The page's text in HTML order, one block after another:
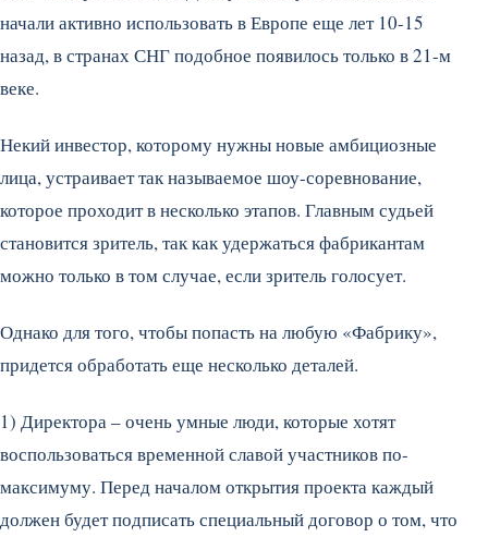
начали активно использовать в Европе еще лет 10-15
назад, в странах СНГ подобное появилось только в 21-м
веке.
Некий инвестор, которому нужны новые амбициозные
лица, устраивает так называемое шоу-соревнование,
которое проходит в несколько этапов. Главным судьей
становится зритель, так как удержаться фабрикантам
можно только в том случае, если зритель голосует.
Однако для того, чтобы попасть на любую «Фабрику»,
придется обработать еще несколько деталей.
1) Директора – очень умные люди, которые хотят
воспользоваться временной славой участников по-
максимуму. Перед началом открытия проекта каждый
должен будет подписать специальный договор о том, что